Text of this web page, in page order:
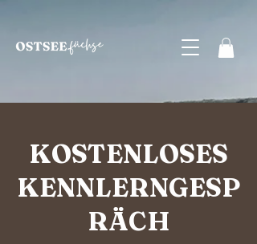
KOSTENLOSES
KENNLERNGESP
RÄCH